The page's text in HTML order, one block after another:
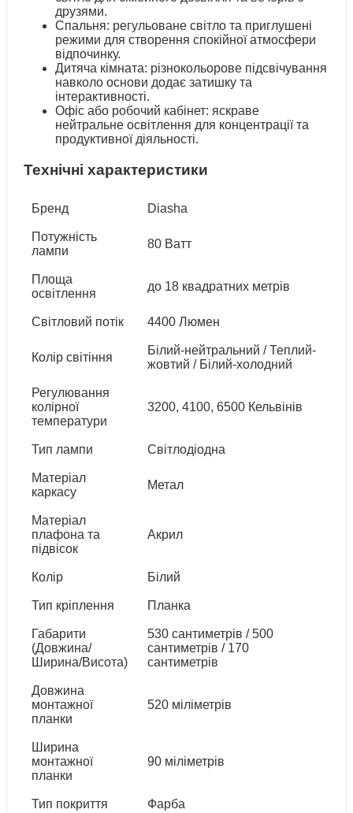
друзями.
Спальня: регульоване світло та приглушені
режими для створення спокійної атмосфери
відпочинку.
Дитяча кімната: різнокольорове підсвічування
навколо основи додає затишку та
інтерактивності.
Офіс або робочий кабінет: яскраве
нейтральне освітлення для концентрації та
продуктивної діяльності.
Технічні характеристики
Бренд Diasha
Потужність
лампи
80 Ватт
Площа
освітлення
до 18 квадратних метрів
Світловий потік 4400 Люмен
Колір світіння
Білий-нейтральний / Теплий-
жовтий / Білий-холодний
Регулювання
колірної
температури
3200, 4100, 6500 Кельвінів
Тип лампи Світлодіодна
Матеріал
каркасу
Метал
Матеріал
плафона та
підвісок
Акрил
Колір Білий
Тип кріплення Планка
Габарити
(Довжина/
Ширина/Висота)
530 сантиметрів / 500
сантиметрів / 170
сантиметрів
Довжина
монтажної
планки
520 міліметрів
Ширина
монтажної
планки
90 міліметрів
Тип покриття Фарба